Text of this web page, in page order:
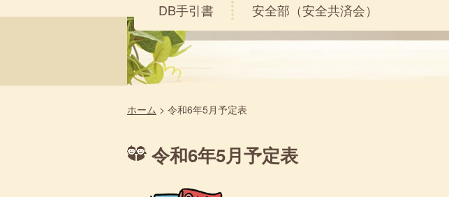
DB手引書
安全部（安全共済会）
ホーム > 令和6年5月予定表
令和6年5月予定表